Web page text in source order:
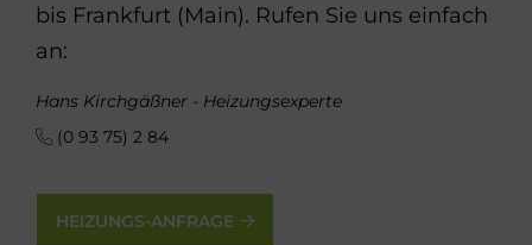
bis Frankfurt (Main). Rufen Sie uns einfach
an:
Hans Kirchgäßner - Heizungsexperte
(0 93 75) 2 84
HEIZUNGS-ANFRAGE